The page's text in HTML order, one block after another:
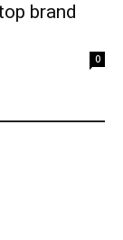
brand
0